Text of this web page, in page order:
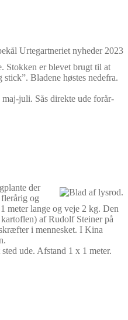
Stokken er blevet brugt til at
Bladene høstes nedefra.
juli. Sås direkte ude forår-
der
og
meter lange og veje 2 kg. Den
af Rudolf Steiner på
i mennesket. I Kina
ude. Afstand 1 x 1 meter.